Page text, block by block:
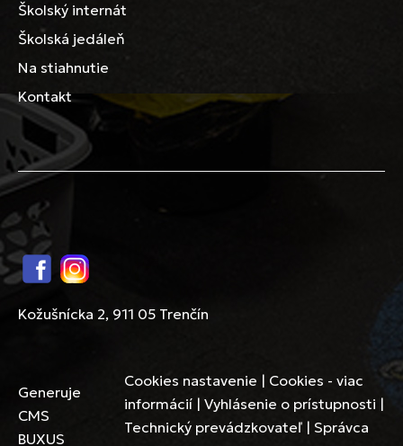
Školský internát
Školská jedáleň
Na stiahnutie
Kontakt
FacebookInstagram
Kožušnícka 2, 911 05 Trenčín
Generuje
CMS
BUXUS
Cookies nastavenie | Cookies - viac
informácií | Vyhlásenie o prístupnosti |
Technický prevádzkovateľ | Správca